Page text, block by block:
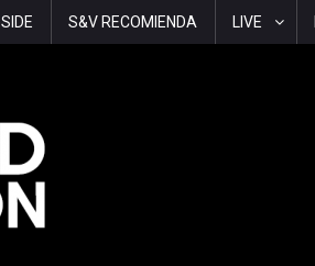
S&V RECOMIENDA LIVE